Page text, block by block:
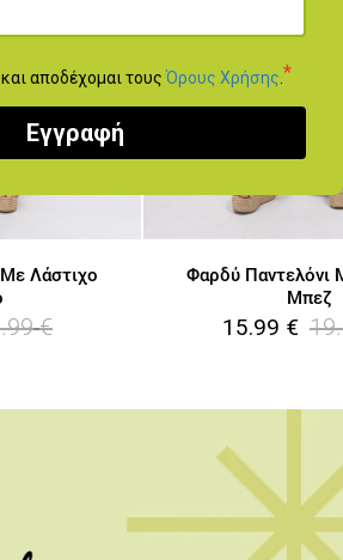
Λάστιχο
€
Φαρδύ Παντελόνι
Μπεζ
15.99 €
αποδέχομαι τουςΌρους Χρήσης *
Εγγραφή